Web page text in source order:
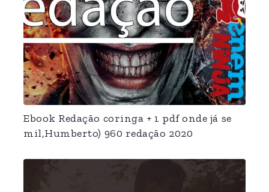
Ebook Redação coringa + 1 pdf onde já se
mil,Humberto) 960 redação 2020